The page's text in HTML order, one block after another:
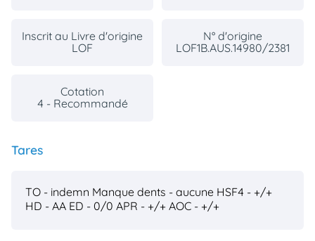
Inscrit au Livre d'origine
LOF
N° d'origine
LOF1B.AUS.14980/2381
Cotation
4 - Recommandé
Tares
TO - indemn Manque dents - aucune HSF4 - +/+
HD - AA ED - 0/0 APR - +/+ AOC - +/+